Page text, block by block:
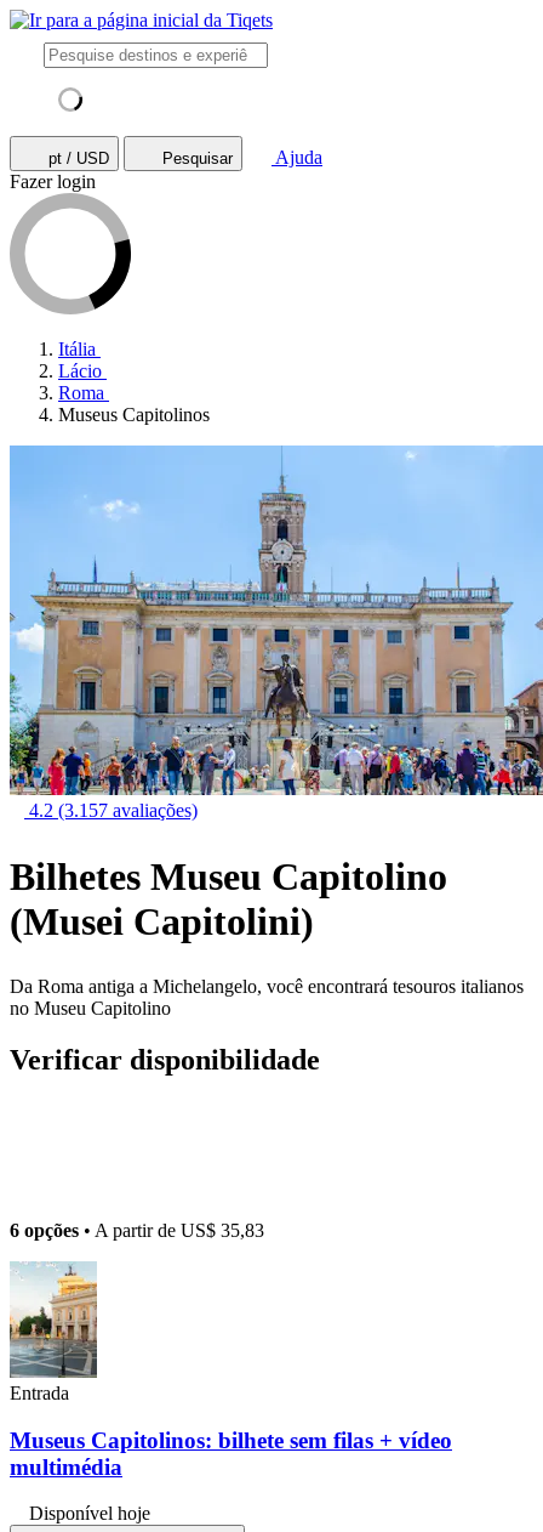
pt / USD Pesquisar
Ajuda
Fazer login
Itália
Lácio
Roma
Museus Capitolinos
4.2 (3.157 avaliações)
Bilhetes Museu Capitolino
(Musei Capitolini)
Da Roma antiga a Michelangelo, você encontrará tesouros italianos
no Museu Capitolino
Verificar disponibilidade
6 opções • A partir de US$ 35,83
Entrada
Museus Capitolinos: bilhete sem filas + vídeo
multimédia
Disponível hoje